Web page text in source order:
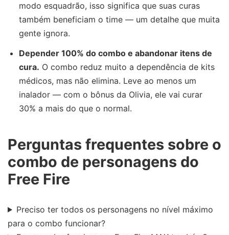
modo esquadrão, isso significa que suas curas
também beneficiam o time — um detalhe que muita
gente ignora.
Depender 100% do combo e abandonar itens de
cura. O combo reduz muito a dependência de kits
médicos, mas não elimina. Leve ao menos um
inalador — com o bônus da Olivia, ele vai curar
30% a mais do que o normal.
Perguntas frequentes sobre o
combo de personagens do
Free Fire
Preciso ter todos os personagens no nível máximo
para o combo funcionar?